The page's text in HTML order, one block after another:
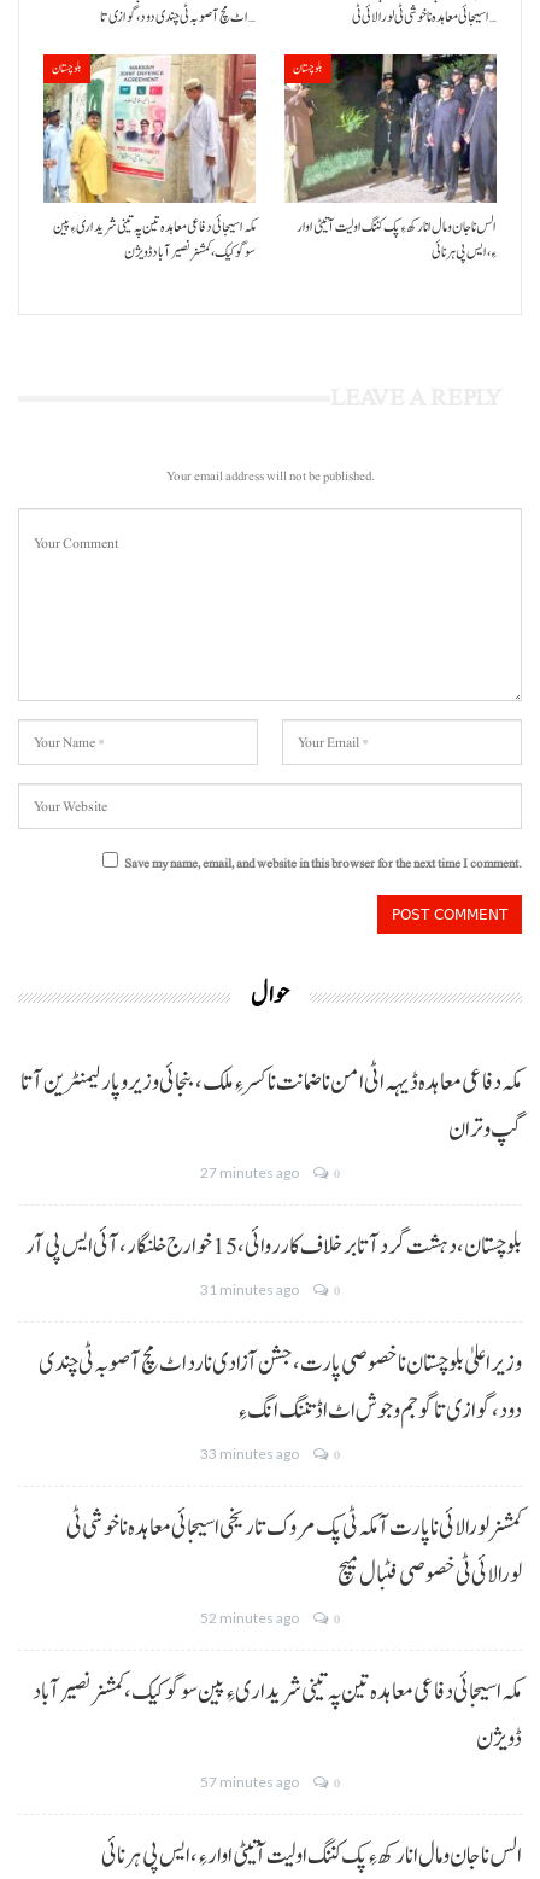
اٹ مچ آ صوبہ ٹی چندی دود، گوازی تا…
اسیجائی معاہدہ نا خوشی ٹی لورالائی ٹی…
بلوچستان
مکہ اسیجائی دفاعی معاہدہ تین پہ تینی شریداری ءِ پین
سوگو کیک،کمشنر نصیرآباد ڈویژن
بلوچستان
الس نا جان و مال انا رکھ ءِ پک کننگ اولیت آتیٹی اوار
ءِ،ایس پی ہرنائی
Your email address will not be published.
Save my name, email, and website in this browser for the next time I comment.
حوال
مکہ دفاعی معاہدہ ڈیہہ اٹی امن نا ضمانت نا کسر ءِ ملک،بنجائی وزیر و پارلیمنٹرین آتا
گپ و تران
27 minutes ago 0
بلوچستان، دہشت گرد آتا برخلاف کارروائی، 15خوارج خلنگار،آئی ایس پی آر
31 minutes ago 0
وزیر اعلیٰ بلوچستان نا خصوصی پارت،جشن آزادی نا رد اٹ مچ آ صوبہ ٹی چندی
دود، گوازی تا گو جم و جوش اٹ اڈ تننگ انگ ءِ
33 minutes ago 0
کمشنر لورالائی نا پارت آ مکہ ٹی پک مروک تاریخی اسیجائی معاہدہ نا خوشی ٹی
لورالائی ٹی خصوصی فٹبال میچ
52 minutes ago 0
مکہ اسیجائی دفاعی معاہدہ تین پہ تینی شریداری ءِ پین سوگو کیک،کمشنر نصیرآباد
ڈویژن
57 minutes ago 0
الس نا جان و مال انا رکھ ءِ پک کننگ اولیت آتیٹی اوار ءِ،ایس پی ہرنائی